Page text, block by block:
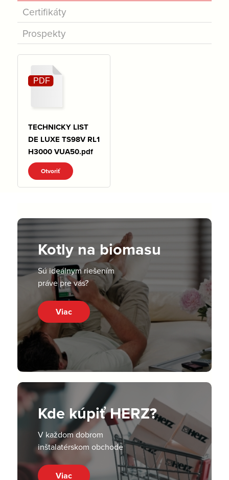
Certifikáty
Prospekty
TECHNICKY LIST
DE LUXE TS98V RL1
H3000 VUA50.pdf
Otvoriť
Kotly na biomasu
Sú ideálnym riešením
práve pre vás?
Viac
Kde kúpiť HERZ?
V každom dobrom
inštalatérskom obchode
Viac